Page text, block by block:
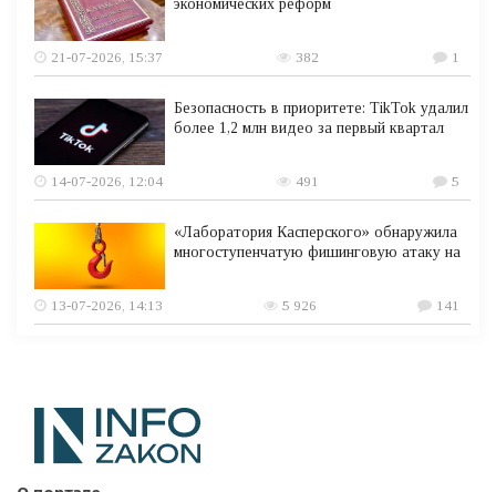
экономических реформ
21-07-2026, 15:37 382 1
Безопасность в приоритете: TikTok удалил
более 1,2 млн видео за первый квартал
14-07-2026, 12:04 491 5
«Лаборатория Касперского» обнаружила
многоступенчатую фишинговую атаку на
13-07-2026, 14:13 5 926 141